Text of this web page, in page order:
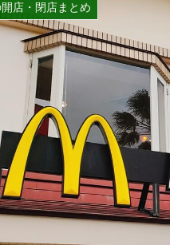
店・閉店まとめ